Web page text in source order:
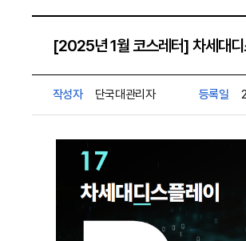
[2025년 1월 코스레터] 차세대
작성자 단국대관리자 등록일